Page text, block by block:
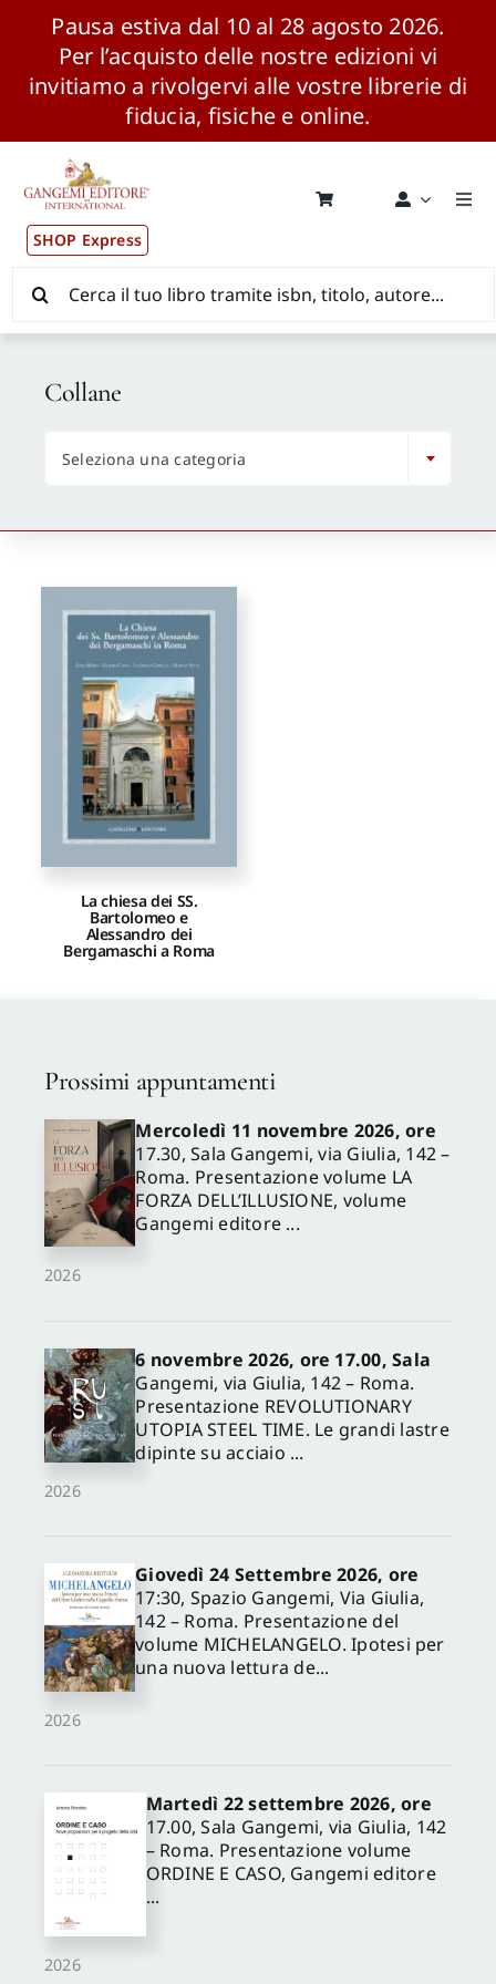
Pausa estiva dal 10 al 28 agosto 2026.
Per l’acquisto delle nostre edizioni vi
invitiamo a rivolgervi alle vostre librerie di
fiducia, fisiche e online.
contenuto
SHOP Express
Pubblicazioni
News ed Eventi
Distribuzione Wolrdwide
CONSIP / MEPA / ANVUR / CINECA
Autori
Proposte di pubblicazione
Gangemi Editore
Newsletter
per:
La chiesa dei SS.
Bartolomeo e
Alessandro dei
Bergamaschi a Roma
Collane
Seleziona una categoria
Prossimi appuntamenti
2026
Mercoledì 11 novembre 2026, ore
17.30, Sala Gangemi, via Giulia, 142 –
Roma. Presentazione volume LA
FORZA DELL’ILLUSIONE, volume
Gangemi editore ...
2026
6 novembre 2026, ore 17.00, Sala
Gangemi, via Giulia, 142 – Roma.
Presentazione REVOLUTIONARY
UTOPIA STEEL TIME. Le grandi lastre
dipinte su acciaio ...
2026
Giovedì 24 Settembre 2026, ore
17:30, Spazio Gangemi, Via Giulia,
142 – Roma. Presentazione del
volume MICHELANGELO. Ipotesi per
una nuova lettura de...
2026
Martedì 22 settembre 2026, ore
17.00, Sala Gangemi, via Giulia, 142
– Roma. Presentazione volume
ORDINE E CASO, Gangemi editore
...